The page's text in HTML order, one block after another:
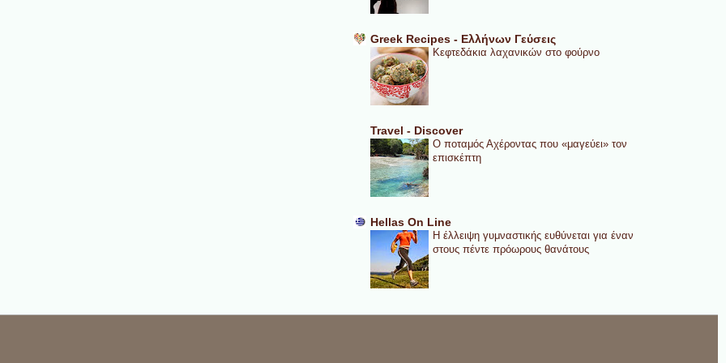
Greek Recipes - Ελλήνων Γεύσεις
Κεφτεδάκια λαχανικών στο φούρνο
Travel - Discover
Ο ποταμός Αχέροντας που «μαγεύει» τον
επισκέπτη
Hellas On Line
Η έλλειψη γυμναστικής ευθύνεται για έναν
στους πέντε πρόωρους θανάτους